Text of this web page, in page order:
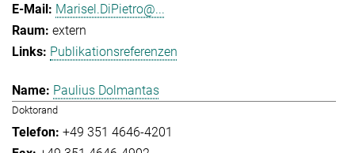
Marisel.DiPietro@...
extern
Publikationsreferenzen
Paulius Dolmantas
Doktorand
+49 351 4646-4201